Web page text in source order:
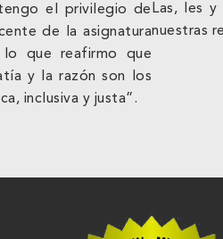
el privilegio de
de la asignatura
que reafirmo que
y la razón son los
inclusiva y justa”.
Las, les
nuestras